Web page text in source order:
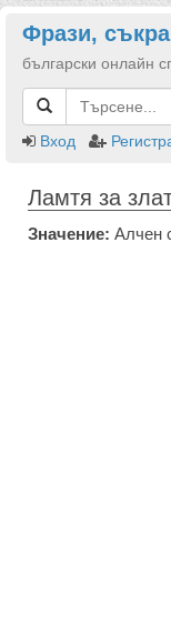
Фрази,
български онлайн
Вход
Ламтя за
Значение: Алчен